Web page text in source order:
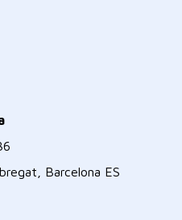
Barcelona ES